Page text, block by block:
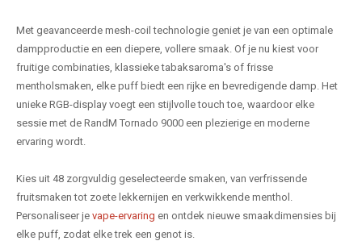
Met geavanceerde mesh-coil technologie geniet je van een optimale
dampproductie en een diepere, vollere smaak. Of je nu kiest voor
fruitige combinaties, klassieke tabaksaroma's of frisse
mentholsmaken, elke puff biedt een rijke en bevredigende damp. Het
unieke RGB-display voegt een stijlvolle touch toe, waardoor elke
sessie met de RandM Tornado 9000 een plezierige en moderne
ervaring wordt.
Kies uit 48 zorgvuldig geselecteerde smaken, van verfrissende
fruitsmaken tot zoete lekkernijen en verkwikkende menthol.
Personaliseer je vape-ervaring en ontdek nieuwe smaakdimensies bij
elke puff, zodat elke trek een genot is.